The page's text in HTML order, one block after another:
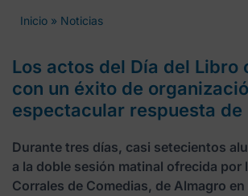
Inicio » Noticias
Los actos del Día del Libro
con un éxito de
espectacular respuesta
Durante tres días, casi setecientos
a la doble sesión matinal ofrecida por
Corrales de Comedias, de Almagro